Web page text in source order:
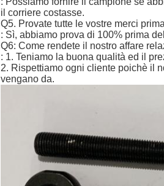
il corriere costasse.
Q5. Provate tutte le vostre merci
: Sì, abbiamo prova di 100% prima
Q6: Come rendete il nostro affare
: 1. Teniamo la buona qualità ed il
2. Rispettiamo ogni cliente poichè il
vengano da.